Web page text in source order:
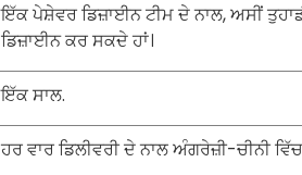
ਇੱਕ ਪੇਸ਼ੇਵਰ ਡਿਜ਼ਾਈਨ ਟੀਮ ਦੇ ਨਾਲ, ਅਸੀਂ
ਡਿਜ਼ਾਈਨ ਕਰ ਸਕਦੇ ਹਾਂ।
ਇੱਕ ਸਾਲ.
ਹਰ ਵਾਰ ਡਿਲੀਵਰੀ ਦੇ ਨਾਲ ਅੰਗਰੇਜ਼ੀ-ਚੀਨੀ